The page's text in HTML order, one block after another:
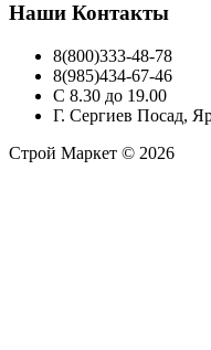
Наши Контакты
8(800)333-48-78
8(985)434-67-46
С 8.30 до 19.00
Г. Сергиев Посад,
Строй Маркет © 2026